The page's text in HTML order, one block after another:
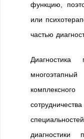
функцию,
или
частью